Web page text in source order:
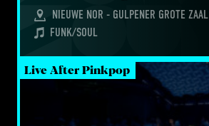
NIEUWE NOR - GULPENER GROTE ZAAL
FUNK/SOUL
Live After Pinkpop